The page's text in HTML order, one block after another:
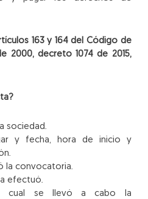
163 y 164 del Código de
2000, decreto 1074 de 2015,
sociedad.
y fecha, hora de inicio y
la convocatoria.
efectuó.
cual se llevó a cabo la